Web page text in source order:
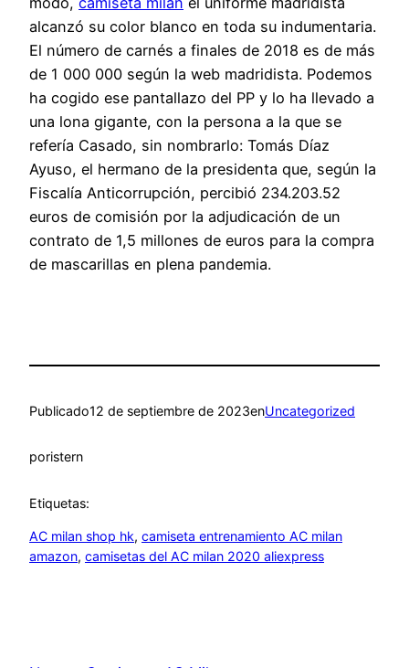
alcanzó su color blanco en toda su indumentaria.
El número de carnés a finales de 2018 es de más
de 1 000 000 según la web madridista. Podemos
ha cogido ese pantallazo del PP y lo ha llevado a
una lona gigante, con la persona a la que se
refería Casado, sin nombrarlo: Tomás Díaz
Ayuso, el hermano de la presidenta que, según la
Fiscalía Anticorrupción, percibió 234.203.52
euros de comisión por la adjudicación de un
contrato de 1,5 millones de euros para la compra
de mascarillas en plena pandemia.
Publicado12 de septiembre de 2023enUncategorized
poristern
Etiquetas:
AC milan shop hk, camiseta entrenamiento AC milan
amazon, camisetas del AC milan 2020 aliexpress